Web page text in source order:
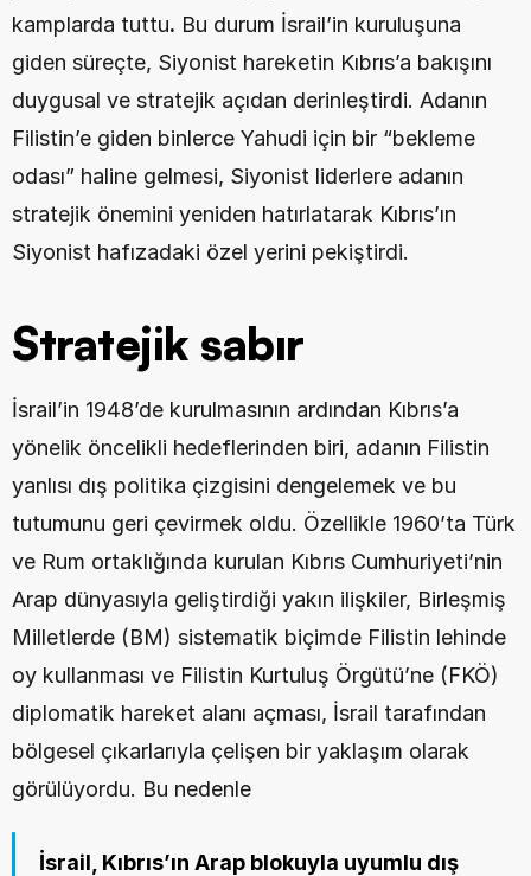
kamplarda tuttu. Bu durum İsrail’in kuruluşuna
giden süreçte, Siyonist hareketin Kıbrıs’a bakışını
duygusal ve stratejik açıdan derinleştirdi. Adanın
Filistin’e giden binlerce Yahudi için bir “bekleme
odası” haline gelmesi, Siyonist liderlere adanın
stratejik önemini yeniden hatırlatarak Kıbrıs’ın
Siyonist hafızadaki özel yerini pekiştirdi.
Stratejik sabır
İsrail’in 1948’de kurulmasının ardından Kıbrıs’a
yönelik öncelikli hedeflerinden biri, adanın Filistin
yanlısı dış politika çizgisini dengelemek ve bu
tutumunu geri çevirmek oldu. Özellikle 1960’ta Türk
ve Rum ortaklığında kurulan Kıbrıs Cumhuriyeti’nin
Arap dünyasıyla geliştirdiği yakın ilişkiler, Birleşmiş
Milletlerde (BM) sistematik biçimde Filistin lehinde
oy kullanması ve Filistin Kurtuluş Örgütü’ne (FKÖ)
diplomatik hareket alanı açması, İsrail tarafından
bölgesel çıkarlarıyla çelişen bir yaklaşım olarak
görülüyordu. Bu nedenle
İsrail, Kıbrıs’ın Arap blokuyla uyumlu dış